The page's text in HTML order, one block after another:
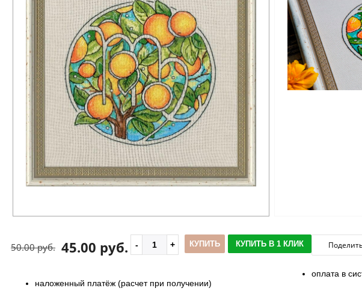
45.00 руб.
50.00 руб. КУПИТЬ КУПИТЬ В 1 КЛИК
оплата в
наложенный платёж (расчет при получении)